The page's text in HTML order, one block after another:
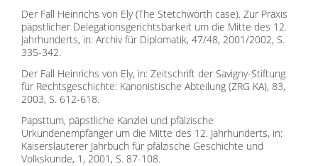
Der Fall Heinrichs von Ely (The Stetchworth case). Zur Praxis
päpstlicher Delegationsgerichtsbarkeit um die Mitte des 12.
Jahrhunderts, in: Archiv für Diplomatik, 47/48, 2001/2002, S.
335-342.
Der Fall Heinrichs von Ely, in: Zeitschrift der Savigny-Stiftung
für Rechtsgeschichte: Kanonistische Abteilung (ZRG KA), 83,
2003, S. 612-618.
Papsttum, päpstliche Kanzlei und pfälzische
Urkundenempfänger um die Mitte des 12. Jahrhunderts, in:
Kaiserslauterer Jahrbuch für pfälzische Geschichte und
Volkskunde, 1, 2001, S. 87-108.